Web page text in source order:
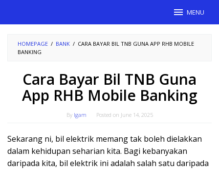
MENU
HOMEPAGE / BANK / CARA BAYAR BIL TNB GUNA APP RHB MOBILE
BANKING
Cara Bayar Bil TNB Guna
App RHB Mobile Banking
By Igam Posted on June 14, 2025
Sekarang ni, bil elektrik memang tak boleh dielakkan
dalam kehidupan seharian kita. Bagi kebanyakan
daripada kita, bil elektrik ini adalah salah satu daripada